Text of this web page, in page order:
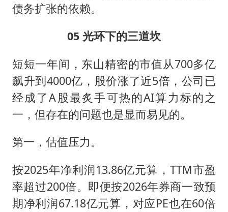
债务扩张的依赖。
05 光环下的三道坎
短短一年间，东山精密的市值从700多亿
飙升到4000亿，股价涨了近5倍，公司已
经成了A股最炙手可热的AI算力标的之
一，但存在的问题也是显而易见的。
第一，估值压力。
按2025年净利润13.86亿元算，TTM市盈
率超过200倍。即便按2026年券商一致预
期净利润67.18亿元算，对应PE也在60倍